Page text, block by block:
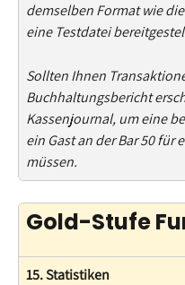
demselben Format wie
eine Testdatei
Sollten Ihnen
Buchhaltungsbericht
Kassenjournal, um eine
ein Gast an der Bar 50
müssen.
Gold-Stufe
15. Statistiken